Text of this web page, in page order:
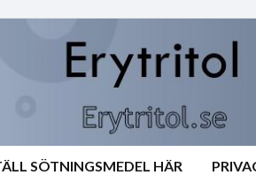
SÖTNINGSMEDEL HÄR